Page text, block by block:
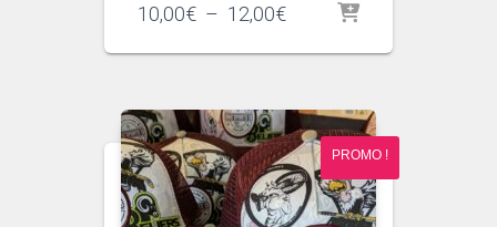
10,00€ – 12,00€Plage
prix :
à
12,00€
PROMO !